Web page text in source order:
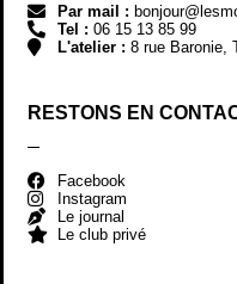
Par mail :
Tel : 06 15 13 85 99
L'atelier : 8 rue Baronie,
RESTONS EN
Facebook
Instagram
Le journal
Le club privé